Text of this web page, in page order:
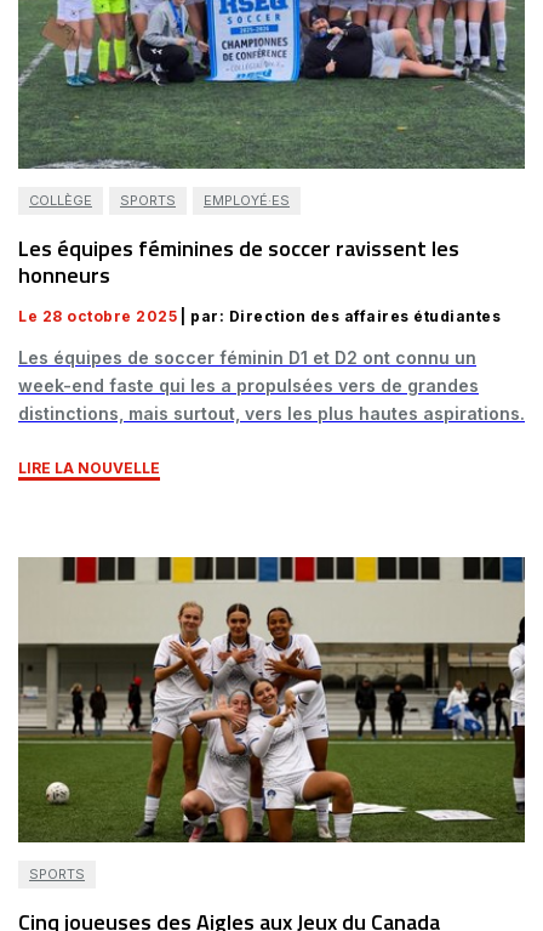
COLLÈGE SPORTS EMPLOYÉ·ES
Les équipes féminines de soccer ravissent les
honneurs
Le 28 octobre 2025 | par: Direction des affaires étudiantes
Les équipes de soccer féminin D1 et D2 ont connu un
week-end faste qui les a propulsées vers de grandes
distinctions, mais surtout, vers les plus hautes aspirations.
LIRE LA NOUVELLE
SPORTS
Cinq joueuses des Aigles aux Jeux du Canada